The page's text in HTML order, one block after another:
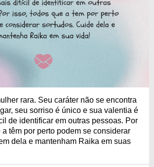
rara. Seu caráter não se encontra
seu sorriso é único e sua valentia é
de identificar em outras pessoas. Por
a têm por perto podem se considerar
dela e mantenham Raika em suas